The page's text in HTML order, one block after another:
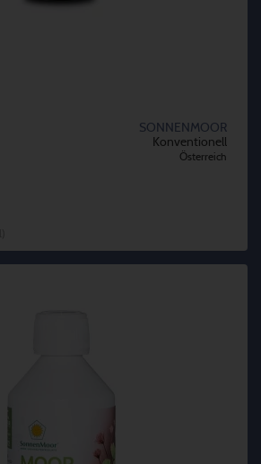
SONNENMOOR
Konventionell
Österreich